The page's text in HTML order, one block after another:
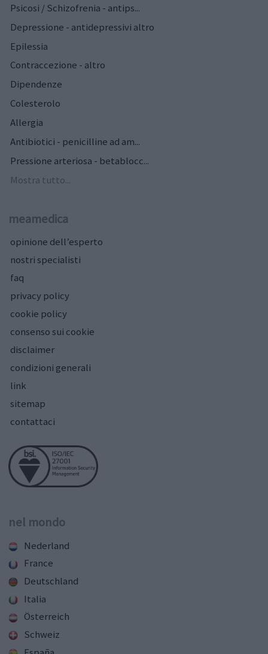
Psicosi / Schizofrenia - antips...
Depressione - antidepressivi altro
Epilessia
Contraccezione - altro
Dipendenze
Colesterolo
Allergia
Antibiotici - penicilline ad am...
Pressione arteriosa - betablocc...
Mostra tutto...
meamedica
opinione dell’esperto
nostri specialisti
faq
privacy policy
cookie policy
consenso sui cookie
disclaimer
condizioni generali
link
sitemap
contattaci
nel mondo
Nederland
France
Deutschland
Italia
Österreich
Schweiz